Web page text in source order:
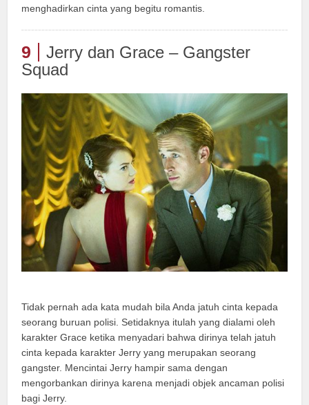
menghadirkan cinta yang begitu romantis.
9
Jerry dan Grace – Gangster
Squad
Tidak pernah ada kata mudah bila Anda jatuh cinta kepada
seorang buruan polisi. Setidaknya itulah yang dialami oleh
karakter Grace ketika menyadari bahwa dirinya telah jatuh
cinta kepada karakter Jerry yang merupakan seorang
gangster. Mencintai Jerry hampir sama dengan
mengorbankan dirinya karena menjadi objek ancaman polisi
bagi Jerry.